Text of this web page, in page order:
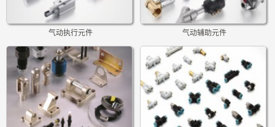
气动执行元件 气动辅助元件